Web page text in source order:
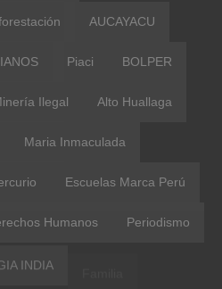
AUCAYACU
Piaci BOLPER
Ilegal Alto Huallaga
Maria Inmaculada
Escuelas Marca Perú
Humanos Periodismo
INDIA